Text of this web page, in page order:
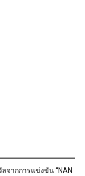
จากการแข่งขัน “NAN